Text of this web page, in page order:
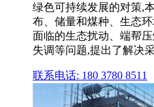
绿色可持续发展的对策,
布、储量和煤种、生态
面临的生态扰动、端帮
失调等问题,提出了解决
联系电话: 180 3780 8511